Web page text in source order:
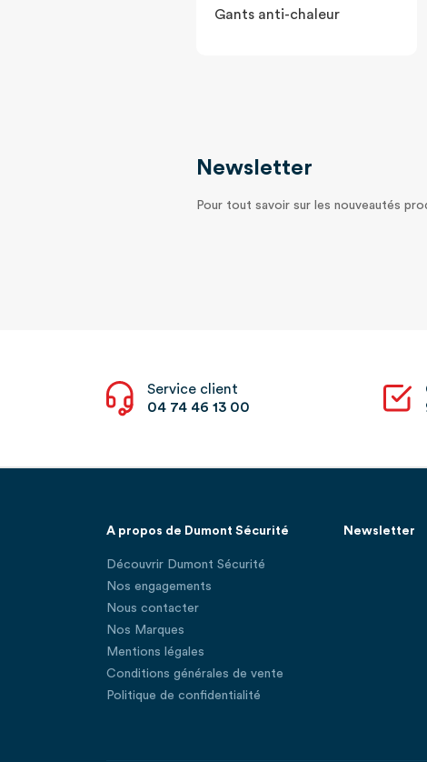
Gants anti-chaleur
Newsletter
Pour tout savoir sur les nouveautés
Service client
04 74 46 13 00
A propos de Dumont Sécurité
Découvrir Dumont Sécurité
Nos engagements
Nous contacter
Nos Marques
Mentions légales
Conditions générales de vente
Politique de confidentialité
Newsletter